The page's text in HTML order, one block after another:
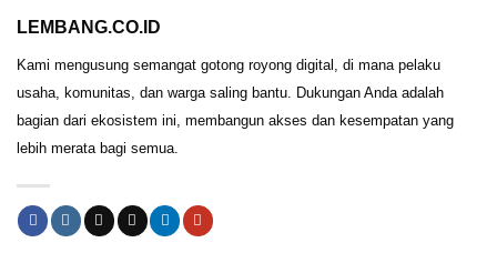
LEMBANG.CO.ID
Kami mengusung semangat gotong royong digital, di mana pelaku
usaha, komunitas, dan warga saling bantu. Dukungan Anda adalah
bagian dari ekosistem ini, membangun akses dan kesempatan yang
lebih merata bagi semua.